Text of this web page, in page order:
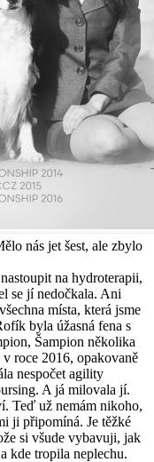
nás jet šest, ale zbylo
na hydroterapii,
se jí nedočkala. Ani
místa, která jsme
byla úžasná fena s
Šampion několika
roce 2016, opakovaně
nespočet agility
A já milovala jí.
Teď už nemám nikoho,
ji připomíná. Je těžké
si všude vybavuji, jak
kde tropila neplechu.